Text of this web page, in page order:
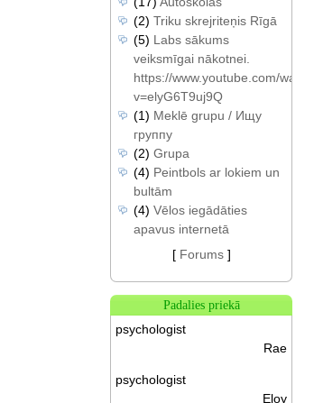
(2) Triku skrejriteņis Rīgā
(5) Labs sākums
veiksmīgai nākotnei.
https://www.youtube.com/watch?
v=elyG6T9uj9Q
(1) Meklē grupu / Ищу
группу
(2) Grupa
(4) Peintbols ar lokiem un
bultām
(4) Vēlos iegādāties
apavus internetā
[ Forums]
Padalies priekā
psychologist
Rae
psychologist
Eloy